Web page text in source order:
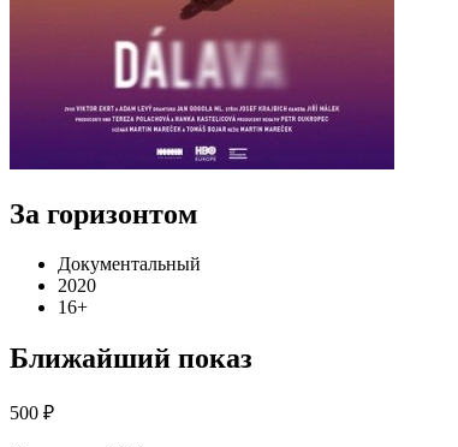
За горизонтом
Документальный
2020
16+
Ближайший показ
500 ₽